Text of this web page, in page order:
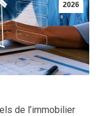
2026
de l’immobilier